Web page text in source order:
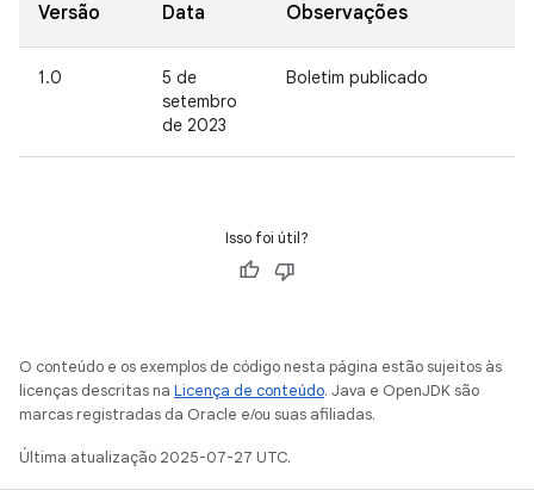
Versão Data Observações
1.0
5 de
setembro
de 2023
Boletim publicado
Isso foi útil?
O conteúdo e os exemplos de código nesta página estão sujeitos às
licenças descritas na Licença de conteúdo. Java e OpenJDK são
marcas registradas da Oracle e/ou suas afiliadas.
Última atualização 2025-07-27 UTC.